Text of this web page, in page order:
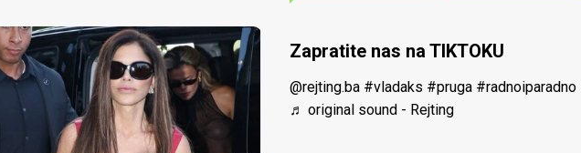
Zapratite nas na TIKTOKU
@rejting.ba #vladaks #pruga #radnoiparadno
♬ original sound - Rejting